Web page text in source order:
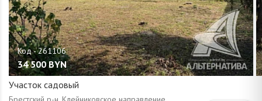
34 500 BYN
Участок садовый